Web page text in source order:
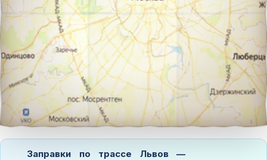
Заправки по трассе Львов —